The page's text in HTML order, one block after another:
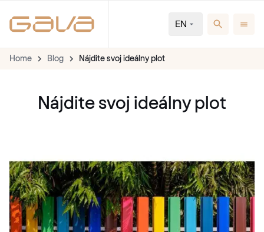
EN
Home Blog Nájdite svoj ideálny plot
Nájdite svoj ideálny plot